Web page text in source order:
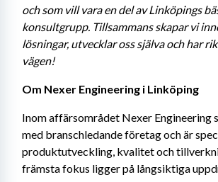
och som vill vara en del av Linköpings
konsultgrupp. Tillsammans skapar vi
lösningar, utvecklar oss själva och har
vägen!
Om Nexer Engineering i Linköping
Inom affärsområdet Nexer Engineering
med branschledande företag och är
produktutveckling, kvalitet och
främsta fokus ligger på långsiktiga